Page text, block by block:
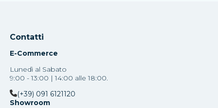
Contatti
E-Commerce
Lunedì al Sabato
9:00 - 13:00 | 14:00 alle 18:00.
(+39) 091 6121120
Showroom